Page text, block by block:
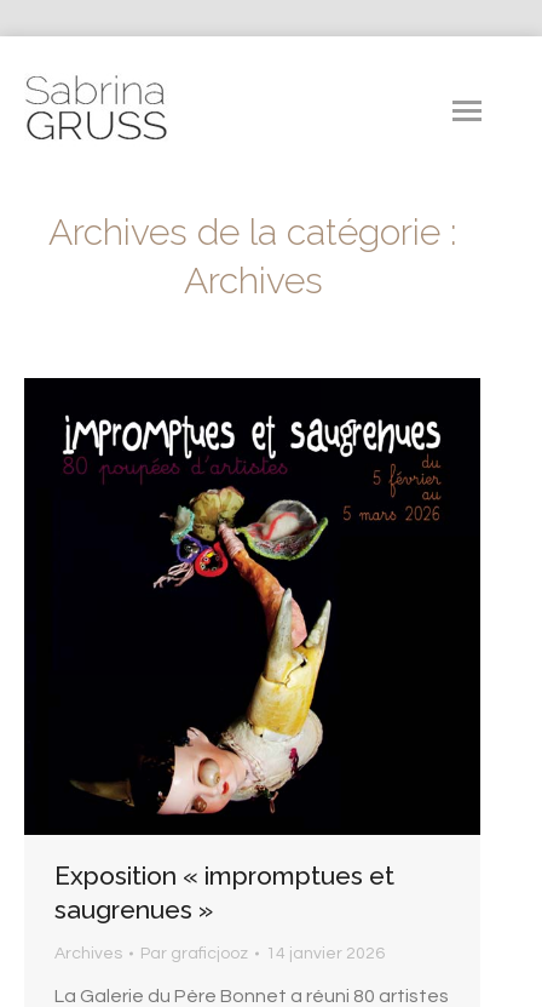
Archives de la catégorie :
Archives
Exposition « impromptues et
saugrenues »
Archives Par graficjooz 14 janvier 2026
La Galerie du Père Bonnet a réuni 80 artistes